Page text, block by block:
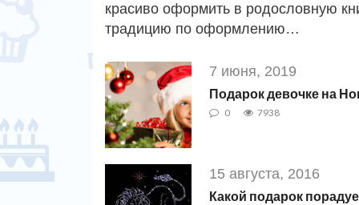
красиво оформить в родословную
традицию по оформлению…
7 июня, 2019
Подарок девочке на
0 7938
15 августа, 2016
Какой подарок